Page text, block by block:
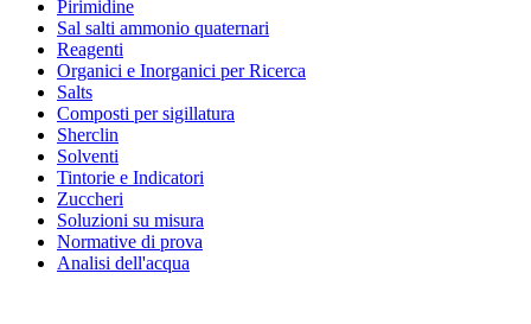
Pirimidine
Sal salti ammonio quaternari
Reagenti
Organici e Inorganici per Ricerca
Salts
Composti per sigillatura
Sherclin
Solventi
Tintorie e Indicatori
Zuccheri
Soluzioni su misura
Normative di prova
Analisi dell'acqua